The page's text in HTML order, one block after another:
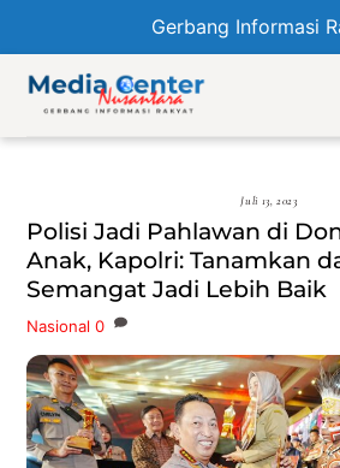
Gerbang Informasi
content
Juli 13, 2023
Polisi Jadi Pahlawan di
Anak, Kapolri: Tanamkan
Semangat Jadi Lebih Baik
Nasional 0